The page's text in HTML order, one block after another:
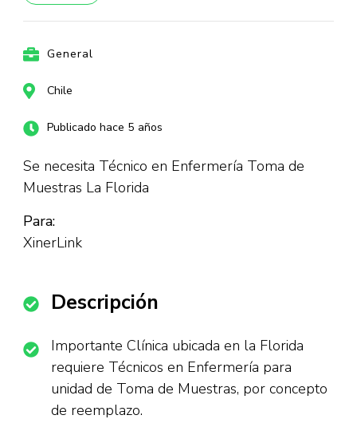
General
Chile
Publicado hace 5 años
Se necesita Técnico en Enfermería Toma de
Muestras La Florida
Para:
XinerLink
Descripción
Importante Clínica ubicada en la Florida
requiere Técnicos en Enfermería para
unidad de Toma de Muestras, por concepto
de reemplazo.